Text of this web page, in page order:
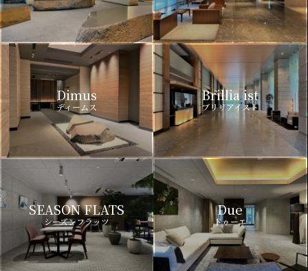
Dimus
ディームス
Brillia ist
ブリリアイスト
SEASON FLATS
シーズンフラッツ
Due
ドゥーエ